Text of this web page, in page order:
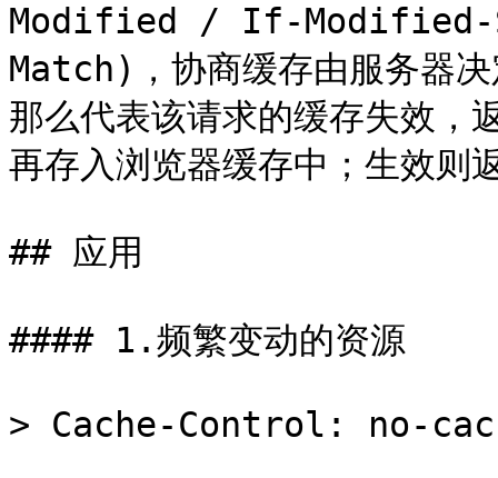
Modified / If-Modified-
Match)，协商缓存由服务器
那么代表该请求的缓存失效，
再存入浏览器缓存中；生效则
## 应用
#### 1.频繁变动的资源
> Cache-Control: no-